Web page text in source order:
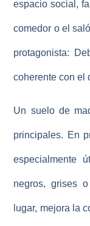
espacio social,
comedor o el
protagonista:
coherente con el
Un suelo de
principales. En
especialmente
negros, grises
lugar, mejora la